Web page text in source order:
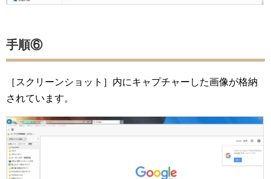
手順⑥
［スクリーンショット］内にキャプチャーした画像が格納
されています。